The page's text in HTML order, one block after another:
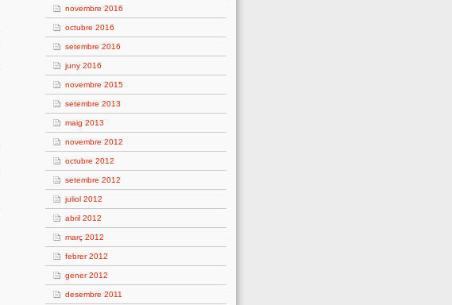
novembre 2016
octubre 2016
setembre 2016
juny 2016
novembre 2015
setembre 2013
maig 2013
novembre 2012
octubre 2012
setembre 2012
juliol 2012
abril 2012
març 2012
febrer 2012
gener 2012
desembre 2011